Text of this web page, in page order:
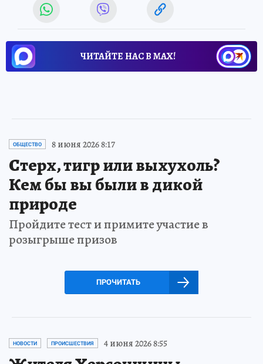
ЧИТАЙТЕ НАС В МАХ!
ОБЩЕСТВО 8 июня 2026 8:17
Стерх, тигр или выхухоль?
Кем бы вы были в дикой
природе
Пройдите тест и примите участие в
розыгрыше призов
ПРОЧИТАТЬ
НОВОСТИ ПРОИСШЕСТВИЯ 4 июня 2026 8:55